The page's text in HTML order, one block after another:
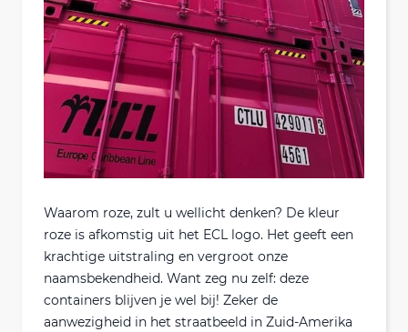
Waarom roze, zult u wellicht denken? De kleur
roze is afkomstig uit het ECL logo. Het geeft een
krachtige uitstraling en vergroot onze
naamsbekendheid. Want zeg nu zelf: deze
containers blijven je wel bij! Zeker de
aanwezigheid in het straatbeeld in Zuid-Amerika